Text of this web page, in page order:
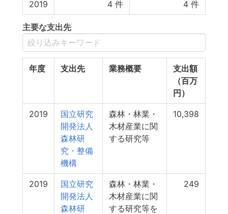
2019 4 件 4 件
主要な支出先
年度 支出先 業務概要
支出額
（百万
円）
2019
国立研究
開発法人
森林研
究・整備
機構
森林・林業・
木材産業に関
する研究等
10,398
2019
国立研究
開発法人
森林研
森林・林業・
木材産業に関
する研究等を
249